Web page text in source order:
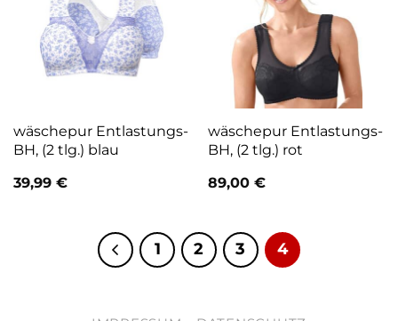
wäschepur Entlastungs-
BH, (2 tlg.) blau
39,99 €
wäschepur Entlastungs-
BH, (2 tlg.) rot
89,00 €
1 2 3 4